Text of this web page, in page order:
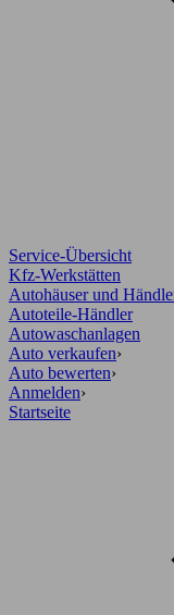
Service-Übersicht
Kfz-Werkstätten
Autohäuser und
Autoteile-Händler
Autowaschanlagen
Auto verkaufen›
Auto bewerten›
Anmelden›
Startseite